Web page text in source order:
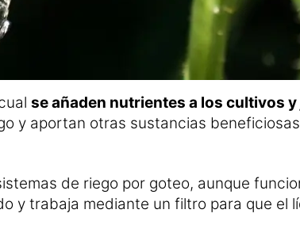
se añaden nutrientes a los cultivos
y aportan otras sustancias
de riego por goteo, aunque
y trabaja mediante un filtro para que el